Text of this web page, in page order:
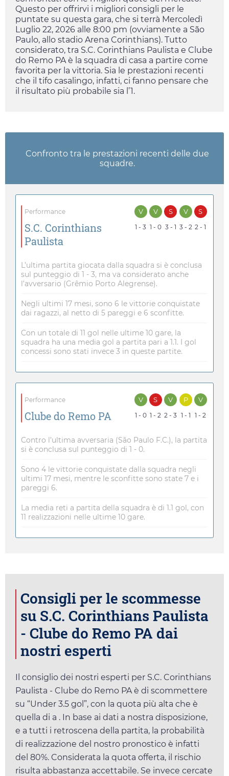
Questo per offrirvi i migliori consigli per le
puntate su questa gara, che si terrà Mercoledì
Luglio 22, 2026 alle 8:00 pm (ovviamente a São
Paulo, allo stadio Arena Corinthians). Tutto
considerato, tra S.C. Corinthians Paulista e Clube
do Remo PA è la squadra di casa a partire come
favorita per la vittoria. Sia le prestazioni recenti
che il tifo casalingo, infatti, ci fanno pensare che
il risultato più probabile sia l’1.
Confronto tra le prestazioni recenti delle due
squadre.
Performance
S.C. Corinthians
Paulista
V
1 - 3
V
1 - 0
S
3 - 1
V
3 - 2
S
2 - 1
L’ultima partita giocata dalla squadra si è conclusa
sul punteggio di 1 - 3, ma va considerato anche
l’avversario (Grêmio Porto Alegrense).
Negli ultimi 17 mesi, sono 6 le vittorie conquistate
dai ragazzi, al netto di 5 pareggi e 6 sconfitte.
Con un totale di 11 gol nelle ultime 10 gare, la
squadra ha una media gol a partita pari a 1.1. I gol
concessi sono stati invece 3 in queste partite.
Performance
Clube do Remo PA
V
1 - 0
S
1 - 2
V
2 - 3
P
1 - 1
V
1 - 2
Contro l’ultima avversaria (São Paulo F.C.), la partita
si è conclusa sul punteggio di 1 - 0.
Sono 4 le vittorie conquistate dalla squadra negli
ultimi 17 mesi, mentre le sconfitte sono state 7 e i
pareggi 6.
La media reti a partita della squadra è di 1.1 gol, con
11 realizzazioni nelle ultime 10 gare.
Consigli per le scommesse
su S.C. Corinthians Paulista
- Clube do Remo PA dai
nostri esperti
Il consiglio dei nostri esperti per S.C. Corinthians
Paulista - Clube do Remo PA è di scommettere
su “Under 3.5 gol”, con la quota più alta che è
quella di a . In base ai dati a nostra disposizione,
e a tutti i retroscena della partita, la probabilità
di realizzazione del nostro pronostico è infatti
del 80%. Considerata la quota offerta, il rischio
risulta abbastanza accettabile. Se invece cercate